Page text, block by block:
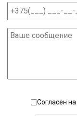
Согласен на